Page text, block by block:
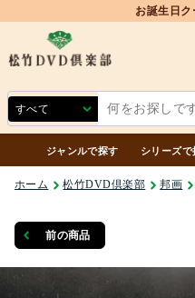
お誕生日ク
ジャンルで探す シリーズで
ホーム 松竹DVD倶楽部 邦画
前の商品